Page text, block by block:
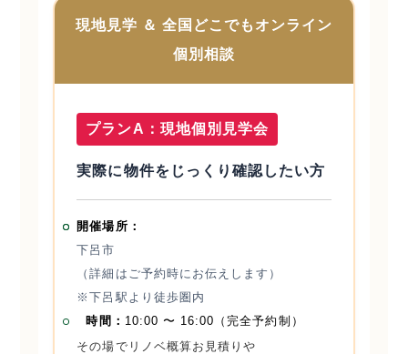
現地見学 ＆ 全国どこでもオンライン
個別相談
プランA：現地個別見学会
実際に物件をじっくり確認したい方
開催場所：
下呂市
（詳細はご予約時にお伝えします）
※下呂駅より徒歩圏内
時間： 10:00 〜 16:00（完全予約制）
その場でリノベ概算お見積りや